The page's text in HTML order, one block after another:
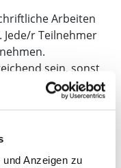
Anzeigen zu
Arbeiten
r Teilnehmer
sein, sonst
-